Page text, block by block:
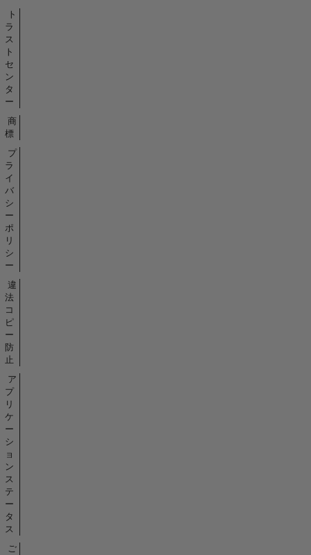
ト
ラ
ス
ト
セ
ン
タ
ー
商
標
プ
ラ
イ
バ
シ
ー
ポ
リ
シ
ー
違
法
コ
ピ
ー
防
止
ア
プ
リ
ケ
ー
シ
ョ
ン
ス
テ
ー
タ
ス
ご